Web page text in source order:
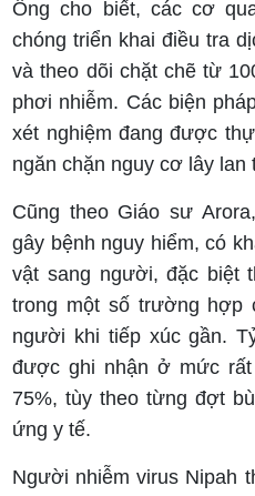
Ông cho biết, các cơ
chóng triển khai điều tra
và theo dõi chặt chẽ từ
phơi nhiễm. Các biện
xét nghiệm đang được
ngăn chặn nguy cơ lây lan
Cũng theo Giáo sư
gây bệnh nguy hiểm, có
vật sang người, đặc biệt
trong một số trường hợp
người khi tiếp xúc gần.
được ghi nhận ở mức
75%, tùy theo từng đợt
ứng y tế.
Người nhiễm virus Nipah